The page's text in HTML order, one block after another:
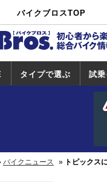
バイクブロスTOP
タイプで選ぶ 試
試
一覧
ホ
ヤ
ス
カ
ハ
ト
ド
バイクニュース トピックス